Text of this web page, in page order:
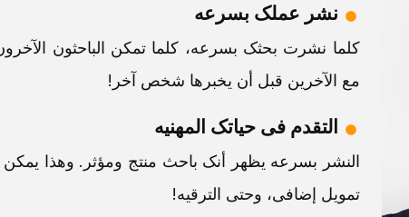
نشر عملک بسرعه
کلما نشرت بحثک بسرعه، کلما تمکن الباحثون
مع الآخرین قبل أن یخبرها شخص آخر!
التقدم فی حیاتک المهنیه
النشر بسرعه یظهر أنک باحث منتج ومؤثر. وهذا
تمویل إضافی، وحتى الترقیه!